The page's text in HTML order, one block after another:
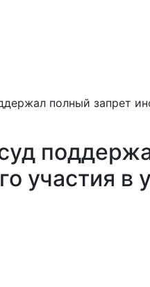
полный запрет
участия в